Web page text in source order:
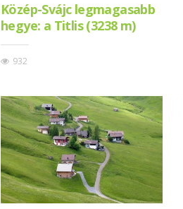
Közép-Svájc legmagasabb
hegye: a Titlis (3238 m)
932